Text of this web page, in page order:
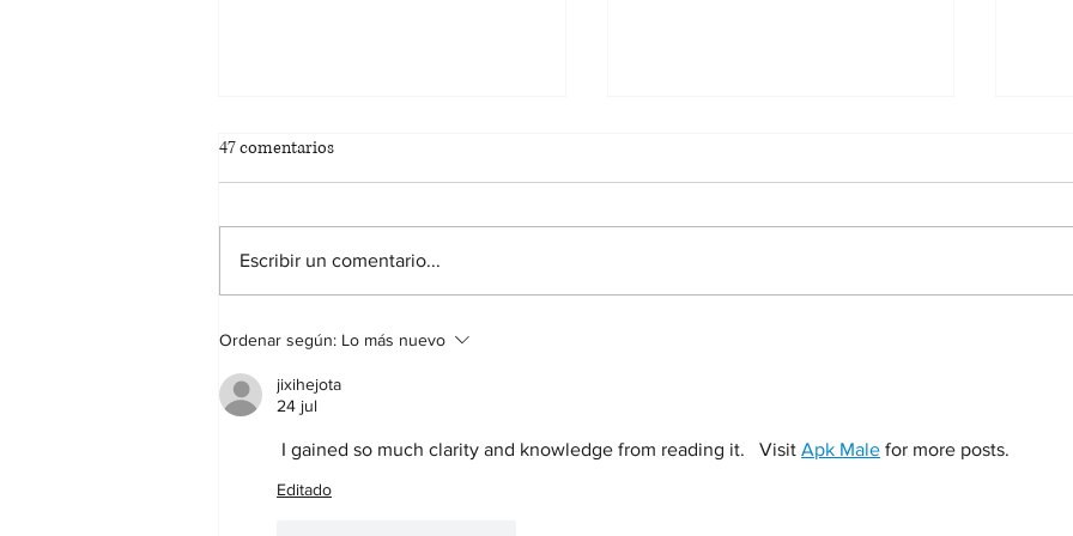
BASES DEL CONCURSO DE
CARTELES FIESTAS PATRONALES
DE CIFUENTES 2026
47 comentarios
Escribir un comentario...
Ordenar según: Lo más nuevo
jixihejota
24 jul
I gained so much clarity and knowledge from reading it.   Visit Apk Male for more posts.
Editado